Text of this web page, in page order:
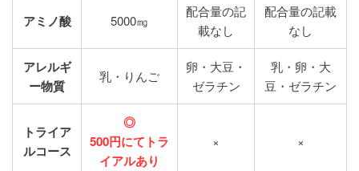
アミノ酸 5000㎎
配合量の記
載なし
配合量の記載
なし
アレルギ
ー物質
乳・りんご
卵・大豆・
ゼラチン
乳・卵・大
豆・ゼラチン
トライア
ルコース
◎
500円にてトラ
イアルあり
× ×